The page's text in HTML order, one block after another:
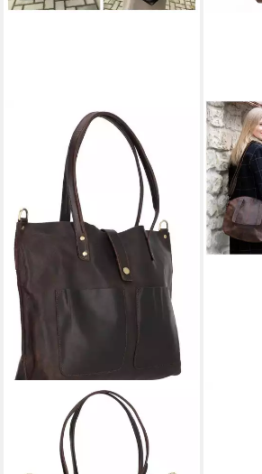
CORNO D´ORO
Schultertasche Damen Leder
Groß Handmade Shopper
braun, mit breitem
Damen